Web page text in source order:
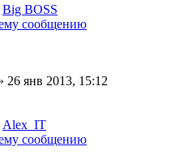
Big BOSS
26 янв 2013, 15:12
Alex_IT